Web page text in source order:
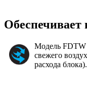
Обеспечивает
Модель FDTW
свежего
расхода блока).